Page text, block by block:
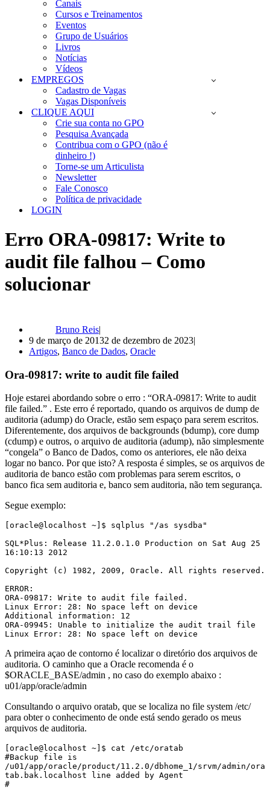
Canais
Cursos e Treinamentos
Eventos
Grupo de Usuários
Livros
Notícias
Vídeos
EMPREGOS
Cadastro de Vagas
Vagas Disponíveis
CLIQUE AQUI
Crie sua conta no GPO
Pesquisa Avançada
Contribua com o GPO (não é
dinheiro !)
Torne-se um Articulista
Newsletter
Fale Conosco
Política de privacidade
LOGIN
Erro ORA-09817: Write to
audit file falhou – Como
solucionar
Bruno Reis
9 de março de 20132 de dezembro de 2023
Artigos, Banco de Dados, Oracle
Ora-09817: write to audit file failed
Hoje estarei abordando sobre o erro : “ORA-09817: Write to audit
file failed.” . Este erro é reportado, quando os arquivos de dump de
auditoria (adump) do Oracle, estão sem espaço para serem escritos.
Diferentemente, dos arquivos de backgrounds (bdump), core dump
(cdump) e outros, o arquivo de auditoria (adump), não simplesmente
“congela” o Banco de Dados, como os anteriores, ele não deixa
logar no banco. Por que isto? A resposta é simples, se os arquivos de
auditoria de banco estão com problemas para serem escritos, o
banco fica sem auditoria e, banco sem auditoria, não tem segurança.
Segue exemplo:
[oracle@localhost ~]$ sqlplus "/as sysdba"
SQL*Plus: Release 11.2.0.1.0 Production on Sat Aug 25
16:10:13 2012
Copyright (c) 1982, 2009, Oracle. All rights reserved.
ERROR:
ORA-09817: Write to audit file failed.
Linux Error: 28: No space left on device
Additional information: 12
ORA-09945: Unable to initialize the audit trail file
Linux Error: 28: No space left on device
A primeira açao de contorno é localizar o diretório dos arquivos de
auditoria. O caminho que a Oracle recomenda é o
$ORACLE_BASE/admin , no caso do exemplo abaixo :
u01/app/oracle/admin
Consultando o arquivo oratab, que se localiza no file system /etc/
para obter o conhecimento de onde está sendo gerado os meus
arquivos de auditoria.
[oracle@localhost ~]$ cat /etc/oratab
#Backup file is
/u01/app/oracle/product/11.2.0/dbhome_1/srvm/admin/ora
tab.bak.localhost line added by Agent
#